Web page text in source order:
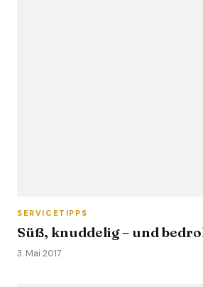
SERVICETIPPS
Süß, knuddelig – und
3. Mai 2017